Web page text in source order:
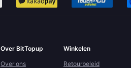
Over BitTopup
Over ons
Winkelen
Retourbeleid